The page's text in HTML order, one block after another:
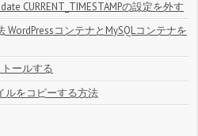
CURRENT_TIMESTAMPの設定を外す
コンテナとMySQLコンテナを
ールする
ルをコピーする方法